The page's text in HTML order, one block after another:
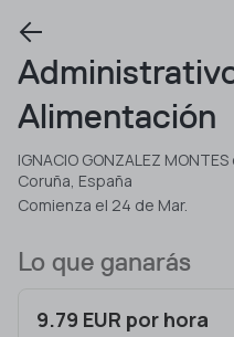
Alimentación
IGNACIO GONZALEZ
Coruña, España
Comienza el 24 de Mar.
Lo que ganarás
9.79 EUR por hora